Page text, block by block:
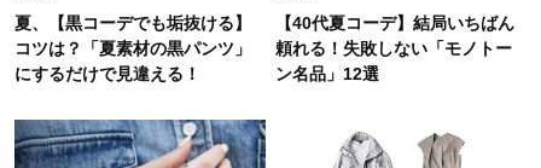
Fashion 2026.6.26
初夏はこれさえあれば！40代は【淡色ワンピ】
夏、【黒コーデでも垢抜ける】
コツは？「夏素材の黒パンツ」
にするだけで見違える！
【40代夏コーデ】結局いちばん
頼れる！失敗しない「モノトー
ン名品」12選